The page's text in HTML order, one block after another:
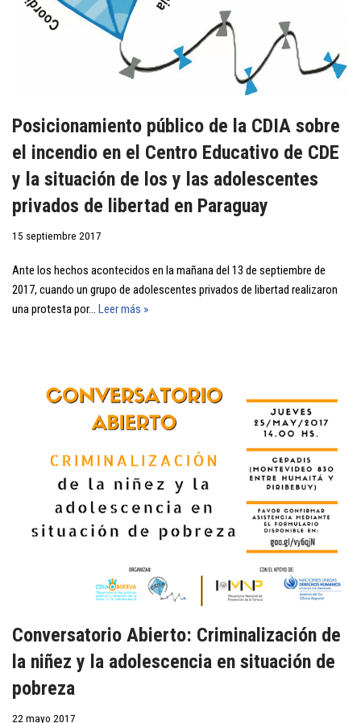
Posicionamiento público de la CDIA sobre
el incendio en el Centro Educativo de CDE
y la situación de los y las adolescentes
privados de libertad en Paraguay
15 septiembre 2017
Ante los hechos acontecidos en la mañana del 13 de septiembre de
2017, cuando un grupo de adolescentes privados de libertad realizaron
una protesta por… Leer más »
Conversatorio Abierto: Criminalización de
la niñez y la adolescencia en situación de
pobreza
22 mayo 2017